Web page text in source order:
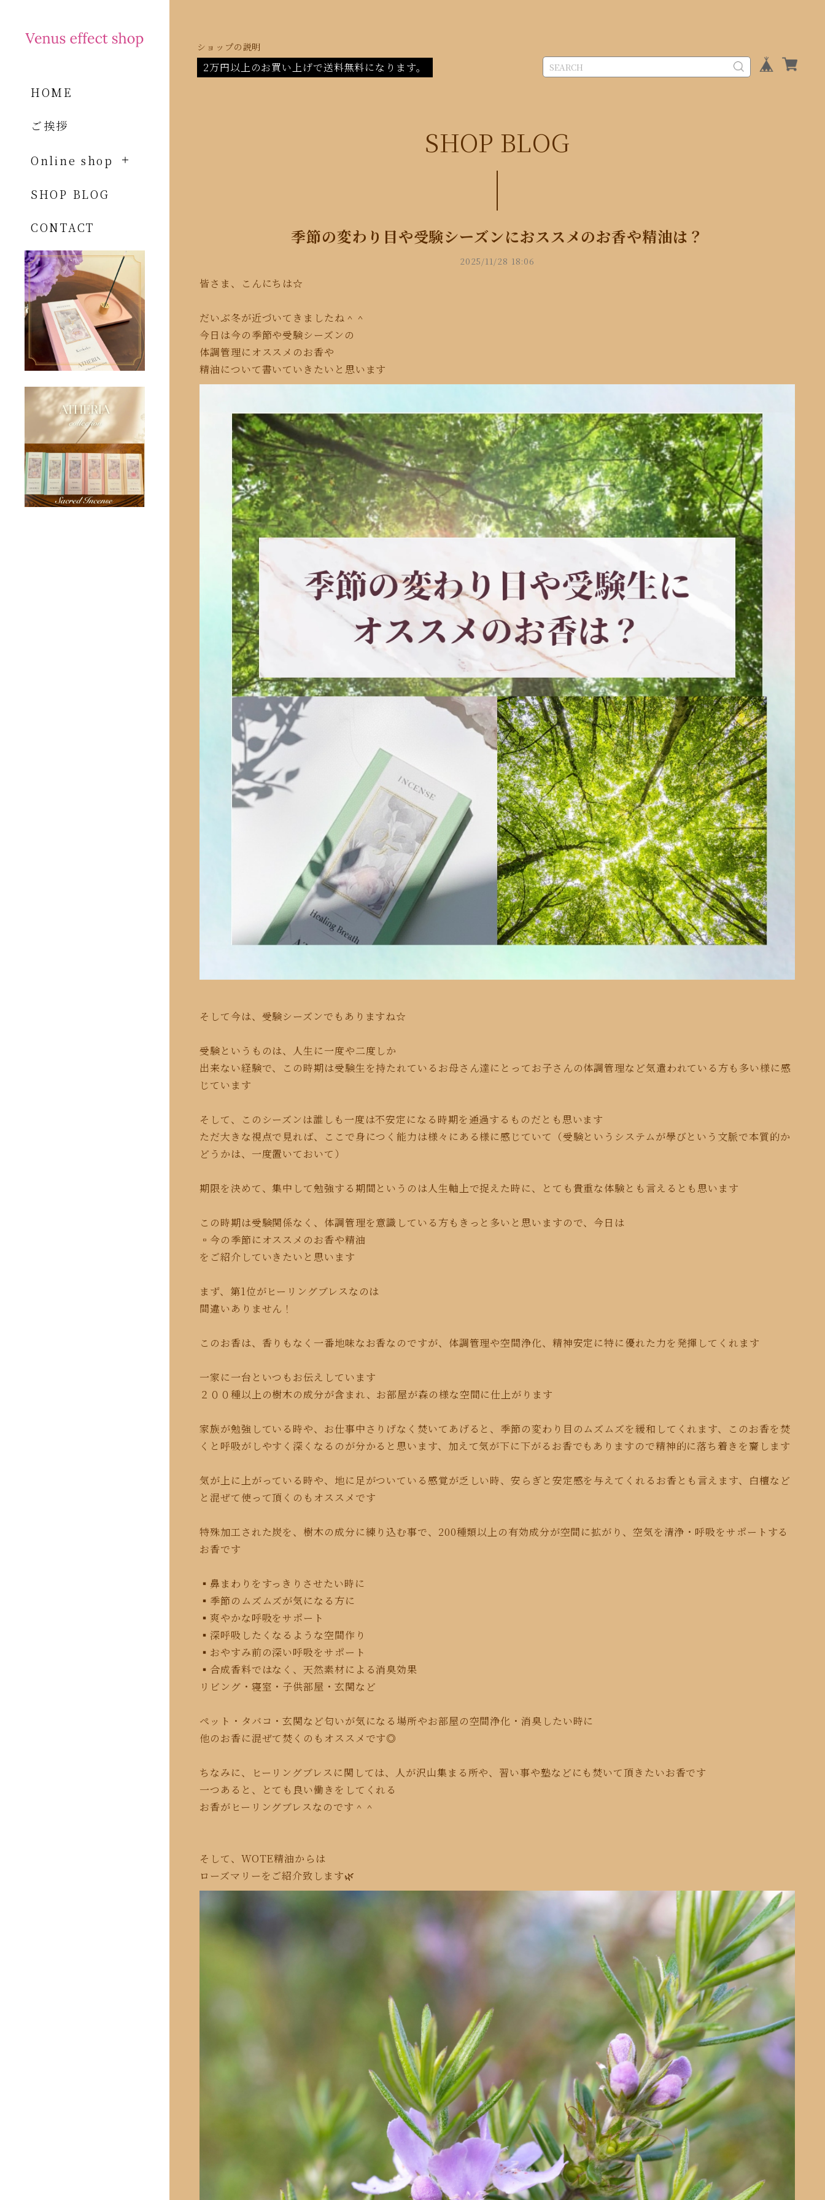
HOME
ご挨拶
Online shop
SHOP BLOG
CONTACT
ショップの説明
2万円以上のお買い上げで送料無料になります。
SHOP BLOG
季節の変わり目や受験シーズンにおススメのお香や精油は？
2025/11/28 18:06
皆さま、こんにちは☆
だいぶ冬が近づいてきましたね＾＾
今日は今の季節や受験シーズンの
体調管理にオススメのお香や
精油について書いていきたいと思います
そして今は、受験シーズンでもありますね☆
受験というものは、人生に一度や二度しか
出来ない経験で、この時期は受験生を持たれているお母さん達にとってお子さんの体調管理など気遣われている方も 多い様に感
じています
そして、このシーズンは誰しも 一度は不安定になる時期を通過するものだとも思います
ただ大きな視点で見れば、ここで身につく能力は様々にある様に感じていて（受験というシステムが學びという文脈で本質的か
どうかは、一度置いておいて）
期限を決めて、集中して勉強する期間というのは人生軸上で捉えた時に、とても貴重な体験とも言え るとも思います
この時期は受験関係なく、体調管理を意識している方も きっと 多いと思いますので、今日は
▫️今の季節にオススメのお香や精油
をご紹介していきたいと思います
まず、第1位がヒーリングブレスなのは
間違いありません！
このお香は、香りもなく一番地味なお香なのですが、体調管理や空間浄化、精神安定に特に優れた力を発揮してくれます
一家に一台といつもお伝えしています
２００種以上の樹木の成分が含まれ、お部屋が森の様な空間に仕上がります
家族が勉強している時や、お仕事中さりげなく焚いてあげると、季節の変わり目のムズムズを緩和してくれます、このお香を焚
くと呼吸がしやすく深くなるのが分かると思います、 加えて気が下に下がるお香でもありますので精神的に落ち着きを齎します
気が上に上がっている時や、地に足がついている感覚が乏しい時、安らぎと安定感を与えてくれるお香とも 言えます、 白檀など
と混ぜて使って頂くのもオススメです
特殊加工された炭を、樹木の成分に練り込む事で、 200種類以上の有効成分が空間に拡がり、 空気を清浄・呼吸をサポートする
お香です
▪︎鼻まわりをすっきりさせたい時に
▪︎季節のムズムズが気になる方に
▪︎爽やかな呼吸をサポート
▪︎深呼吸したくなるような空間作り
▪︎おやすみ前の深い呼吸をサポート
▪︎合成香料ではなく、天然素材による消臭効果
リビング・寝室・子供部屋・玄関など
ペット・タバコ・玄関など匂いが気になる場所やお部屋の空間浄化・消臭したい時に
他のお香に混ぜて焚くのもオススメです◎
ちなみに、ヒーリングブレスに関しては、人が沢山集まる所や、 習い事や塾などにも焚いて頂きたいお香です
一つあると、とても良い働きを してくれる
お香がヒーリングブレスなのです＾＾
そして、WOTE精油からは
ローズマリーを ご紹介致します🌿